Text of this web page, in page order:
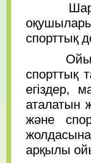
спорттық
спорттық
егіздер,
аталатын
және
арқылы